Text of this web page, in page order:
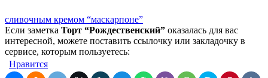
сливочным кремом “маскарпоне”
Если заметка Торт “Рождественский” оказалась для вас
интересной, можете поставить ссылочку или закладочку в
сервисе, которым пользуетесь:
Нравится